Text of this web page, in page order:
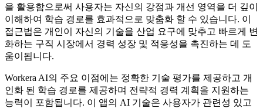
을 활용함으로써 사용자는 자신의 강점과 개선 영역을 더 깊이
이해하여 학습 경로를 효과적으로 맞춤화 할 수 있습니다. 이
접근법은 개인이 자신의 기술을 산업 요구에 맞추고 빠르게 변
화하는 구직 시장에서 경력 성장 및 적응성을 촉진하는 데 도
움이됩니다.
Workera AI의 주요 이점에는 정확한 기술 평가를 제공하고 개
인화 된 학습 경로를 제공하며 전략적 경력 계획을 지원하는
능력이 포함됩니다. 이 앱의 AI 기술은 사용자가 관련성 있고